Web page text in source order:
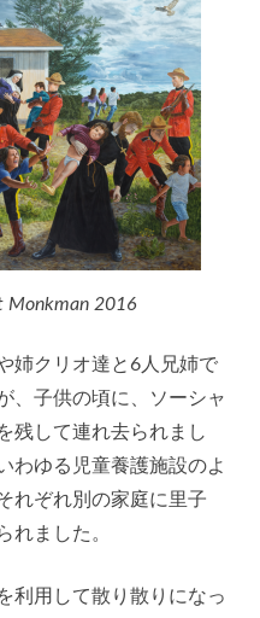
Monkman 2016
姉クリオ達と6人兄姉で
、子供の頃に、ソーシャ
残して連れ去られまし
わゆる児童養護施設のよ
れぞれ別の家庭に里子
れました。
利用して散り散りになっ